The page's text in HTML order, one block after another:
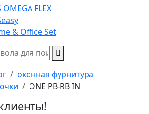
OMEGA FLEX
& Office Set
оконная фурнитура
ONE PB-RB IN